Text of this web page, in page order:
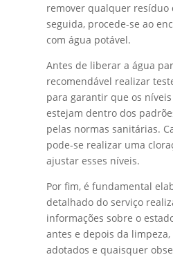
remover qualquer resíduo
seguida, procede-se ao
com água potável.
Antes de liberar a água
recomendável realizar
para garantir que os
estejam dentro dos
pelas normas sanitárias.
pode-se realizar uma
ajustar esses níveis.
Por fim, é fundamental
detalhado do serviço
informações sobre o
antes e depois da
adotados e quaisquer